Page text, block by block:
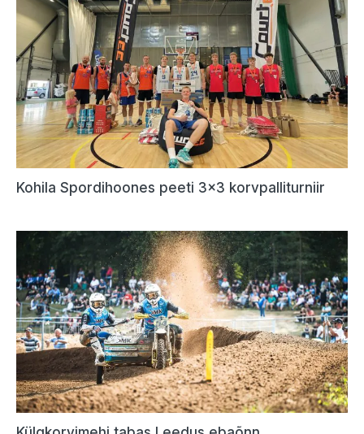
Kohila Spordihoones peeti 3×3 korvpalliturniir